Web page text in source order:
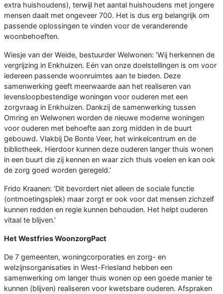
extra huishoudens), terwijl het aantal huishoudens met jongere
mensen daalt met ongeveer 700. Het is dus erg belangrijk om
passende oplossingen te vinden voor de veranderende
woonbehoeften.
Wiesje van der Weide, bestuurder Welwonen: ‘Wij herkennen de
vergrijzing in Enkhuizen. Eén van onze doelstellingen is om voor
iedereen passende woonruimtes aan te bieden. Deze
samenwerking geeft meerwaarde aan het realiseren van
levensloopbestendige woningen voor ouderen met een
zorgvraag in Enkhuizen. Dankzij de samenwerking tussen
Omring en Welwonen worden de nieuwe moderne woningen
voor ouderen met behoefte aan zorg midden in de buurt
gebouwd. Vlakbij De Bonte Veer, het winkelcentrum en de
bibliotheek. Hierdoor kunnen deze ouderen langer thuis wonen
in een buurt die zij kennen en waar zich thuis voelen en kan ook
de zorg goed worden geregeld.’
Frido Kraanen: ‘Dit bevordert niet alleen de sociale functie
(ontmoetingsplek) maar zorgt er ook voor dat mensen zichzelf
kunnen redden en regie kunnen behouden. Het helpt ouderen
vitaal te blijven.’
Het Westfries WoonzorgPact
De 7 gemeenten, woningcorporaties en zorg- en
welzijnsorganisaties in West-Friesland hebben een
samenwerking om langer thuis wonen op een goede manier te
kunnen (blijven) realiseren voor kwetsbare ouderen. Afspraken